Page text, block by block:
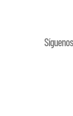
Síguenos